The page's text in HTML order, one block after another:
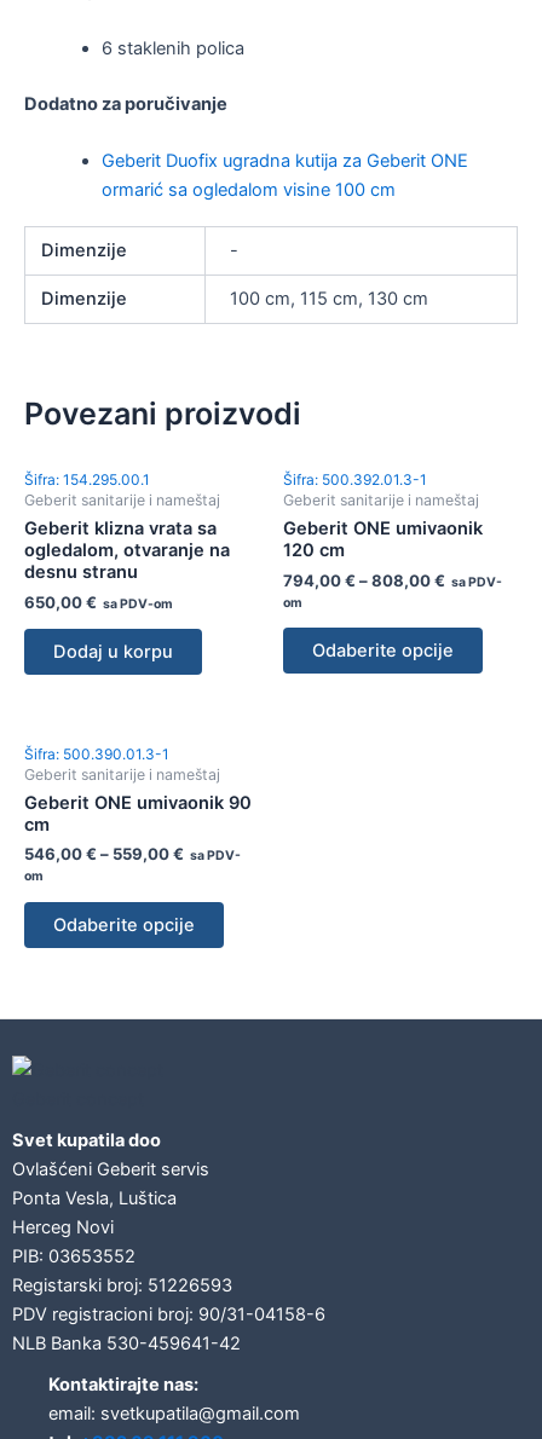
6 staklenih polica
Dodatno za poručivanje
Geberit Duofix ugradna kutija za Geberit ONE
ormarić sa ogledalom visine 100 cm
Dimenzije -
Dimenzije 100 cm, 115 cm, 130 cm
Povezani proizvodi
Šifra: 154.295.00.1
Geberit sanitarije i nameštaj
Geberit klizna vrata sa
ogledalom, otvaranje na
desnu stranu
650,00€ sa PDV-om
Dodaj u korpu
Šifra: 500.392.01.3-1
Geberit sanitarije i nameštaj
Geberit ONE umivaonik
120 cm
794,00€ –808,00€ sa PDV-
om
Odaberite opcije
Šifra: 500.390.01.3-1
Geberit sanitarije i nameštaj
Geberit ONE umivaonik 90
cm
546,00€ – 559,00€ sa PDV-
om
Odaberite opcije
Svet kupatila doo
Ovlašćeni Geberit servis
Ponta Vesla, Luštica
Herceg Novi
PIB: 03653552
Registarski broj: 51226593
PDV registracioni broj: 90/31-04158-6
NLB Banka 530-459641-42
Kontaktirajte nas:
email: svetkupatila@gmail.com